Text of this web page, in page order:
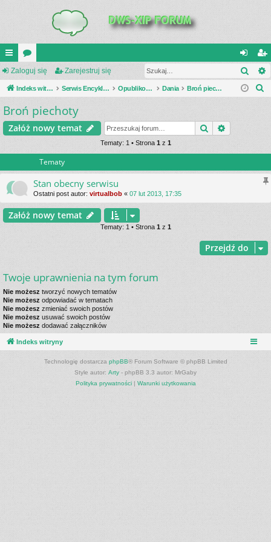
UI
C
K
_L
or
a
al
og
ar
ej
ę
Zaloguj się Zarejestruj się
Indeks witryny Serwis Encyklopedia Uzbrojenia Opublikowane zestawienia Dania Broń piechoty
j
Broń piechoty
Załóż nowy temat Szukaj
Tematy: 1 • Strona 1 z 1
Tematy
Stan obecny serwisu
Ostatni post autor: virtualbob « 07 lut 2013, 17:35
Załóż nowy temat
Tematy: 1 • Strona 1 z 1
Przejdź do
Twoje uprawnienia na tym forum
Nie możesz tworzyć nowych tematów
Nie możesz odpowiadać w tematach
Nie możesz zmieniać swoich postów
Nie możesz usuwać swoich postów
Nie możesz dodawać załączników
Indeks witryny
Technologię dostarcza phpBB® Forum Software © phpBB Limited
Style autor: Arty - phpBB 3.3 autor: MrGaby
Polityka prywatności| Warunki użytkowania